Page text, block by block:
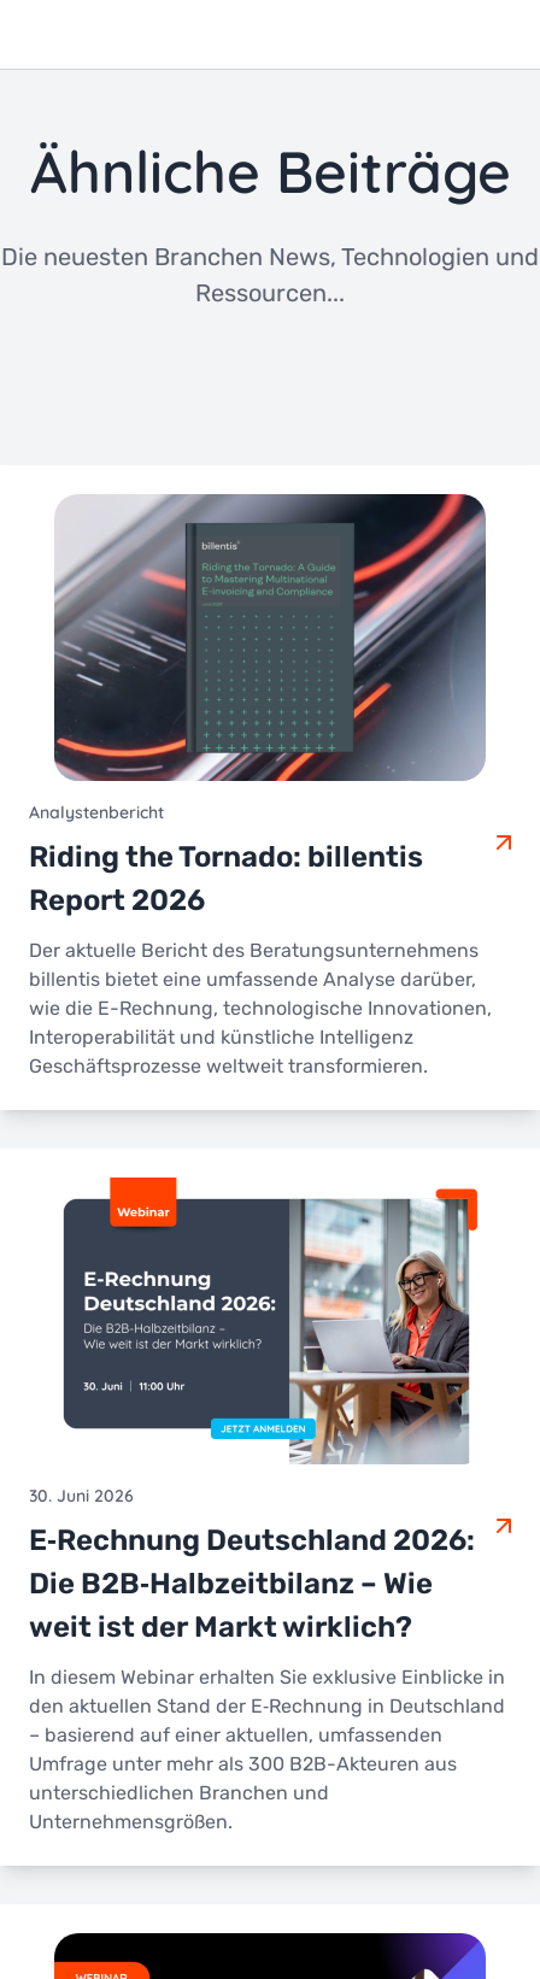
Ähnliche Beiträge
Die neuesten Branchen News, Technologien und
Ressourcen...
Analystenbericht
Riding the Tornado: billentis
Report 2026
Der aktuelle Bericht des Beratungsunternehmens
billentis bietet eine umfassende Analyse darüber,
wie die E-Rechnung, technologische Innovationen,
Interoperabilität und künstliche Intelligenz
Geschäftsprozesse weltweit transformieren.
30. Juni 2026
E‑Rechnung Deutschland 2026:
Die B2B‑Halbzeitbilanz – Wie
weit ist der Markt wirklich?
In diesem Webinar erhalten Sie exklusive Einblicke in
den aktuellen Stand der E‑Rechnung in Deutschland
– basierend auf einer aktuellen, umfassenden
Umfrage unter mehr als 300 B2B-Akteuren aus
unterschiedlichen Branchen und
Unternehmensgrößen.